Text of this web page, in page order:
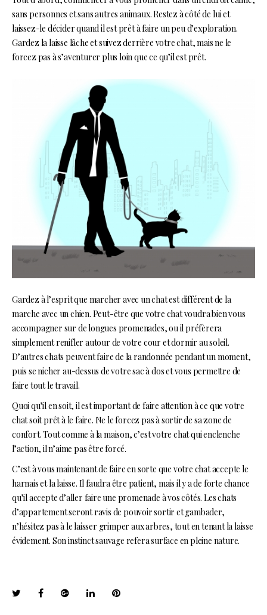
sans personnes et sans autres animaux. Restez à côté de lui et
laissez-le décider quand il est prêt à faire un peu d’exploration.
Gardez la laisse lâche et suivez derrière votre chat, mais ne le
forcez pas à s’aventurer plus loin que ce qu’il est prêt.
Gardez à l’esprit que marcher avec un chat est différent de la
marche avec un chien. Peut-être que votre chat voudra bien vous
accompagner sur de longues promenades, ou il préfèrera
simplement renifler autour de votre cour et dormir au soleil.
D’autres chats peuvent faire de la randonnée pendant un moment,
puis se nicher au-dessus de votre sac à dos et vous permettre de
faire tout le travail.
Quoi qu’il en soit, il est important de faire attention à ce que votre
chat soit prêt à le faire. Ne le forcez pas à sortir de sa zone de
confort. Tout comme à la maison, c’est votre chat qui enclenche
l’action, il n’aime pas être forcé.
C’est à vous maintenant de faire en sorte que votre chat accepte le
harnais et la laisse. Il faudra être patient, mais il y a de forte chance
qu’il accepte d’aller faire une promenade à vos côtés. Les chats
d’appartement seront ravis de pouvoir sortir et gambader,
n’hésitez pas à le laisser grimper aux arbres, tout en tenant la laisse
évidement. Son instinct sauvage refera surface en pleine nature.